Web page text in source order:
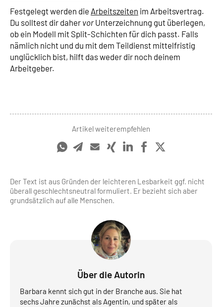
Festgelegt werden die Arbeitszeiten im Arbeitsvertrag.
Du solltest dir daher vorUnterzeichnung gut überlegen,
ob ein Modell mit Split-Schichten für dich passt. Falls
nämlich nicht und du mit dem Teildienst mittelfristig
unglücklich bist, hilft das weder dir noch deinem
Arbeitgeber.
Artikel weiterempfehlen
Der Text ist aus Gründen der leichteren Lesbarkeit ggf. nicht
überall geschlechts­neutral formuliert. Er bezieht sich aber
grundsätzlich auf alle Menschen.
Über die Autorin
Barbara kennt sich gut in der Branche aus. Sie hat
sechs Jahre zunächst als Agentin, und später als